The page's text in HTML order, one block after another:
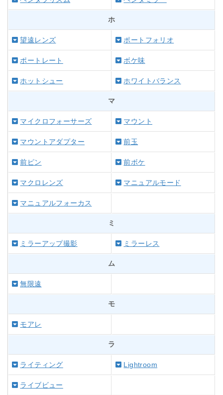
ホ
望遠レンズ ポートフォリオ
ポートレート ボケ味
ホットシュー ホワイトバランス
マ
マイクロフォーサーズ マウント
マウントアダプター 前玉
前ピン 前ボケ
マクロレンズ マニュアルモード
マニュアルフォーカス
ミ
ミラーアップ撮影 ミラーレス
ム
無限遠
モ
モアレ
ラ
ライティング Lightroom
ライブビュー